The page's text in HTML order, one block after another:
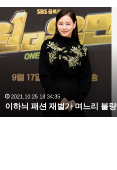
수
해
라
김
완
벽
한
2020.10.03 10:59:30
복수해라 김사랑, 완벽한 S라인